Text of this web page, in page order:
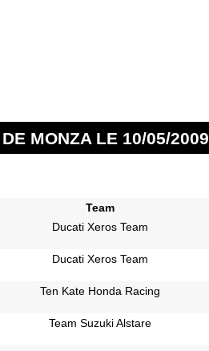
MONZA LE 10/05/2009
Team
Ducati Xeros Team
Ducati Xeros Team
Ten Kate Honda Racing
Team Suzuki Alstare